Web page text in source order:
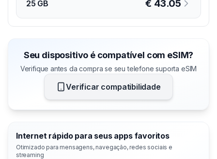
25 GB € 43.05
Seu dispositivo é compatível com eSIM?
Verifique antes da compra se seu telefone suporta eSIM
Verificar compatibilidade
Internet rápido para seus apps favoritos
Otimizado para mensagens, navegação, redes sociais e
streaming